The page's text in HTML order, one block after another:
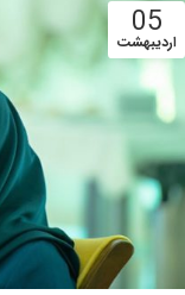
05
اردیبهشت